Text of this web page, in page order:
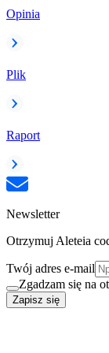
Opinia
Plik
Raport
Newsletter
Otrzymuj Aleteia
Twój adres e-mail
Zgadzam się na
Zapisz się